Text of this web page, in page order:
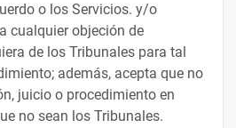
o los Servicios. y/o
cualquier objeción de
de los Tribunales para tal
además, acepta que no
juicio o procedimiento en
no sean los Tribunales.